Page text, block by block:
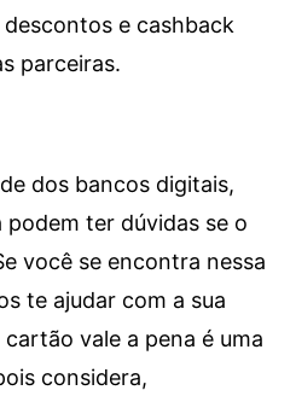
e cashback
parceiras.
dos bancos digitais,
podem ter dúvidas se o
você se encontra nessa
te ajudar com a sua
vale a pena é uma
considera,